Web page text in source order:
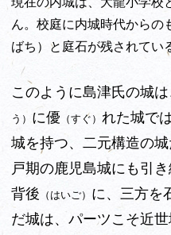
ん。校庭に内城時代からの
ばち）と庭石が残されてい
このように島津氏の城
う） に優 （すぐ） れた城で
城を持つ、二元構造の
戸期の鹿児島城にも引き
背後 （はいご） に、三方を
だ城は、パーツこそ近